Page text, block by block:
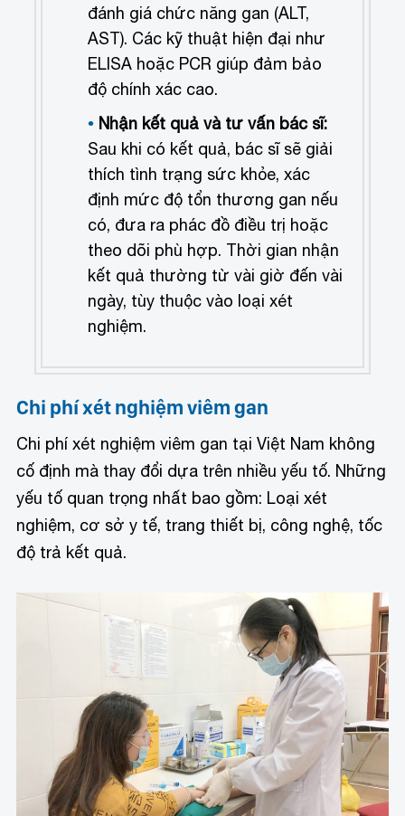
đánh giá chức năng gan (ALT,
AST). Các kỹ thuật hiện đại như
ELISA hoặc PCR giúp đảm bảo
độ chính xác cao.
Nhận kết quả và tư vấn bác sĩ:
Sau khi có kết quả, bác sĩ sẽ giải
thích tình trạng sức khỏe, xác
định mức độ tổn thương gan nếu
có, đưa ra phác đồ điều trị hoặc
theo dõi phù hợp. Thời gian nhận
kết quả thường từ vài giờ đến vài
ngày, tùy thuộc vào loại xét
nghiệm.
Chi phí xét nghiệm viêm gan
Chi phí xét nghiệm viêm gan tại Việt Nam không
cố định mà thay đổi dựa trên nhiều yếu tố. Những
yếu tố quan trọng nhất bao gồm: Loại xét
nghiệm, cơ sở y tế, trang thiết bị, công nghệ, tốc
độ trả kết quả.